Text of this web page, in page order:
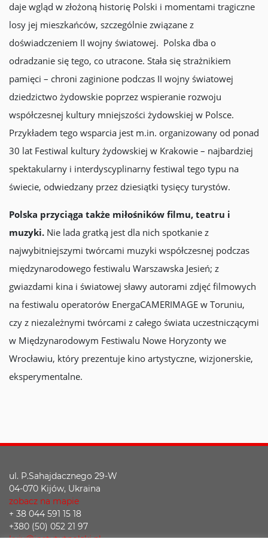
daje wgląd w złożoną historię Polski i momentami tragiczne
losy jej mieszkańców, szczególnie związane z
doświadczeniem II wojny światowej. Polska dba o
odradzanie się tego, co utracone. Stała się strażnikiem
pamięci – chroni zaginione podczas II wojny światowej
dziedzictwo żydowskie poprzez wspieranie rozwoju
współczesnej kultury mniejszości żydowskiej w Polsce.
Przykładem tego wsparcia jest m.in. organizowany od ponad
30 lat Festiwal kultury żydowskiej w Krakowie – najbardziej
spektakularny i interdyscyplinarny festiwal tego typu na
świecie, odwiedzany przez dziesiątki tysięcy turystów.
Polska przyciąga także miłośników filmu, teatru i
muzyki. Nie lada gratką jest dla nich spotkanie z
najwybitniejszymi twórcami muzyki współczesnej podczas
międzynarodowego festiwalu Warszawska Jesień; z
gwiazdami kina i światowej sławy autorami zdjęć filmowych
na festiwalu operatorów EnergaCAMERIMAGE w Toruniu,
czy z niezależnymi twórcami z całego świata uczestniczącymi
w Międzynarodowym Festiwalu Nowe Horyzonty we
Wrocławiu, który prezentuje kino artystyczne, wizjonerskie,
eksperymentalne.
ul. P.Sahajdacznego 29-W
04-070 Kijów, Ukraina
zobacz na mapie
+ 38 044 591 15 18
+380 (50) 052 21 97
kyiv@instytutpolski.pl